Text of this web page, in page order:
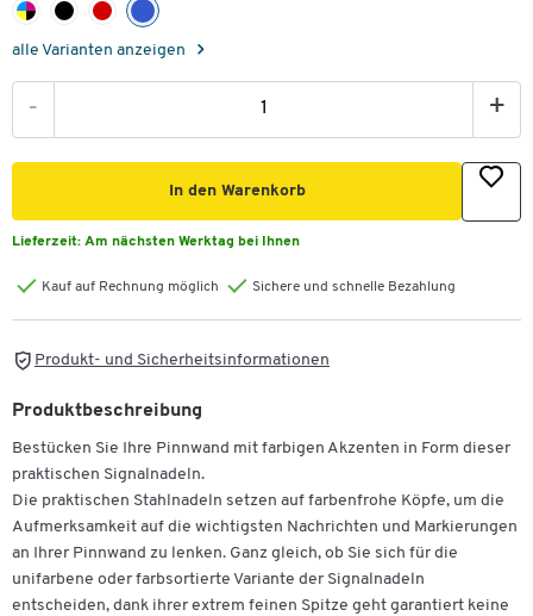
alle Varianten anzeigen
- +
In den Warenkorb
Lieferzeit: Am nächsten Werktag bei Ihnen
Kauf auf Rechnung möglich Sichere und schnelle Bezahlung
Produkt- und Sicherheitsinformationen
Produktbeschreibung
Bestücken Sie Ihre Pinnwand mit farbigen Akzenten in Form dieser
praktischen Signalnadeln.
Die praktischen Stahlnadeln setzen auf farbenfrohe Köpfe, um die
Aufmerksamkeit auf die wichtigsten Nachrichten und Markierungen
an Ihrer Pinnwand zu lenken. Ganz gleich, ob Sie sich für die
unifarbene oder farbsortierte Variante der Signalnadeln
entscheiden, dank ihrer extrem feinen Spitze geht garantiert keine